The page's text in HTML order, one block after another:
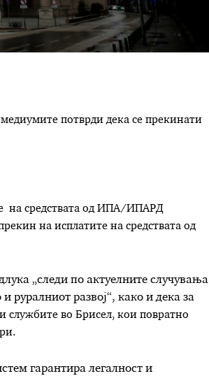
потврди дека се прекинати
на средствата од ИПА/ИПАРД
на исплатите на средствата од
„следи по актуелните случувања
руралниот развој“, како и дека за
службите во Брисел, кои повратно
гарантира легалност и